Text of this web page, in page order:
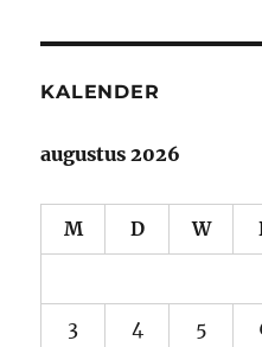
KALENDER
augustus 2026
M D W
3 4 5